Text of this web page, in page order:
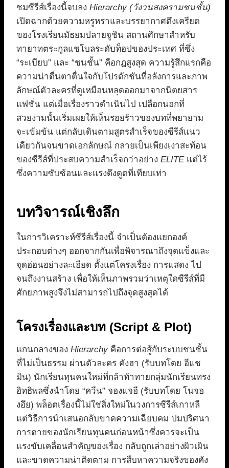
ชมซีรีส์เรื่องนี้จบลง Hierarchy (วังวนสงครามชนชั้น)
เปิดฉากด้วยความหรูหราและบรรยากาศตึงเครียด
ของโรงเรียนมัธยมปลายจูชิน สถานศึกษาสำหรับ
ทายาทตระกูลแชโบลระดับท็อปของประเทศ ที่ซึ่ง
“ระเบียบ” และ “ชนชั้น” คือกฎสูงสุด ความรู้สึกแรกคือ
ความน่าตื่นตาตื่นใจกับโปรดักชันที่อลังการและภาพ
ลักษณ์ตัวละครที่ดูเหมือนหลุดออกมาจากนิตยสาร
แฟชั่น แต่เมื่อเรื่องราวดำเนินไป เปลือกนอกที่
สวยงามนั้นเริ่มเผยให้เห็นรอยร้าวของบทที่พยายาม
จะเข้มข้น แต่กลับเดินตามสูตรสำเร็จของซีรีส์แนว
เดียวกันจนขาดเอกลักษณ์ กลายเป็นเพียงเงาสะท้อน
ของซีรีส์ที่ประสบความสำเร็จกว่าอย่าง ELITEแต่ไร้
ซึ่งความซับซ้อนและแรงดึงดูดที่เทียบเท่า
บทวิจารณ์เชิงลึก
ในการวิเคราะห์ซีรีส์เรื่องนี้ จำเป็นต้องแยกองค์
ประกอบต่างๆ ออกจากกันเพื่อพิจารณาถึงจุดแข็งและ
จุดอ่อนอย่างละเอียด ตั้งแต่โครงเรื่อง การแสดง ไป
จนถึงงานสร้าง เพื่อให้เห็นภาพรวมว่าเหตุใดซีรีส์ที่มี
ศักยภาพสูงจึงไม่สามารถไปถึงจุดสูงสุดได้
โครงเรื่องและบท (Script & Plot)
แกนกลางของ Hierarchy คือการต่อสู้กับระบบชนชั้น
ที่ไม่เป็นธรรม ผ่านตัวละคร คังฮา (รับบทโดย อีแช
มิน) นักเรียนทุนคนใหม่ที่กล้าท้าทายกลุ่มนักเรียนทรง
อิทธิพลซึ่งนำโดย “ควีน” จองแจอี (รับบทโดย โนจอ
งอึย) พล็อตเรื่องนี้ไม่ใช่สิ่งใหม่ในวงการซีรีส์เกาหลี
แต่วิธีการนำเสนอกลับขาดความเฉียบคม ปมปริศนา
การตายของนักเรียนทุนคนก่อนหน้าซึ่งควรจะเป็น
แรงขับเคลื่อนสำคัญของเรื่อง กลับถูกเล่าอย่างผิวเผิน
และขาดความน่าติดตาม การสืบหาความจริงของคัง